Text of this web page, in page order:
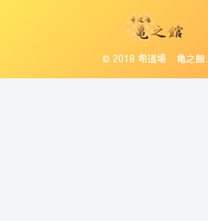
© 2018 希道場 亀之館.